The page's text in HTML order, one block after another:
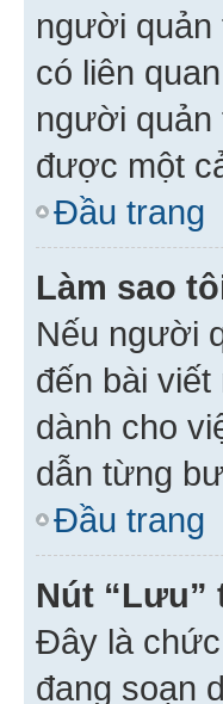
người quản
có liên
người quản
được một
Đầu trang
Làm sao
Nếu người
đến bài
dành cho
dẫn từng
Đầu trang
Nút
Đây là
đang soạn